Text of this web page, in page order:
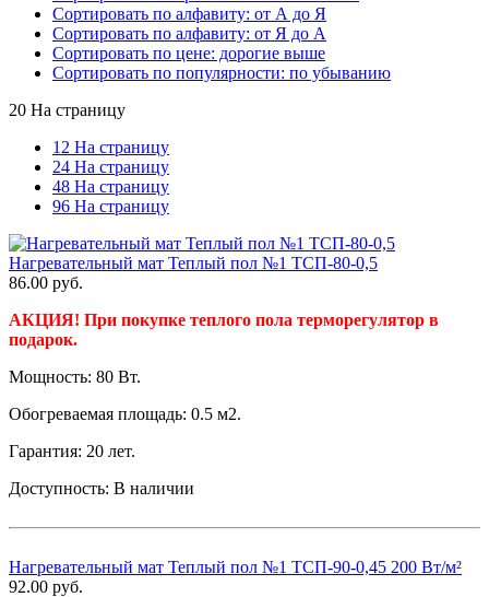
Сортировать по алфавиту: от А до Я
Сортировать по алфавиту: от Я до А
Сортировать по цене: дорогие выше
Сортировать по популярности: по убыванию
20 На страницу
12 На страницу
24 На страницу
48 На страницу
96 На страницу
Нагревательный мат Теплый пол №1 ТСП-80-0,5
86.00 руб.
АКЦИЯ! При покупке теплого пола терморегулятор в
подарок.
Мощность: 80 Вт.
Обогреваемая площадь: 0.5 м2.
Гарантия: 20 лет.
Доступность: В наличии
Нагревательный мат Теплый пол №1 ТСП-90-0,45 200 Вт/м²
92.00 руб.